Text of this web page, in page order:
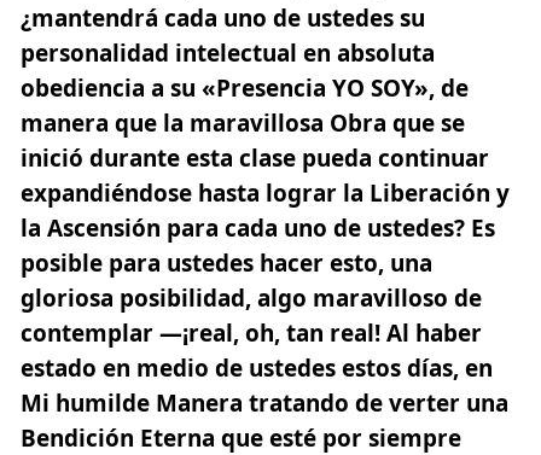
¿mantendrá cada uno de ustedes su
personalidad intelectual en absoluta
obediencia a su «Presencia YO SOY», de
manera que la maravillosa Obra que se
inició durante esta clase pueda continuar
expandiéndose hasta lograr la Liberación y
la Ascensión para cada uno de ustedes? Es
posible para ustedes hacer esto, una
gloriosa posibilidad, algo maravilloso de
contemplar —¡real, oh, tan real! Al haber
estado en medio de ustedes estos días, en
Mi humilde Manera tratando de verter una
Bendición Eterna que esté por siempre